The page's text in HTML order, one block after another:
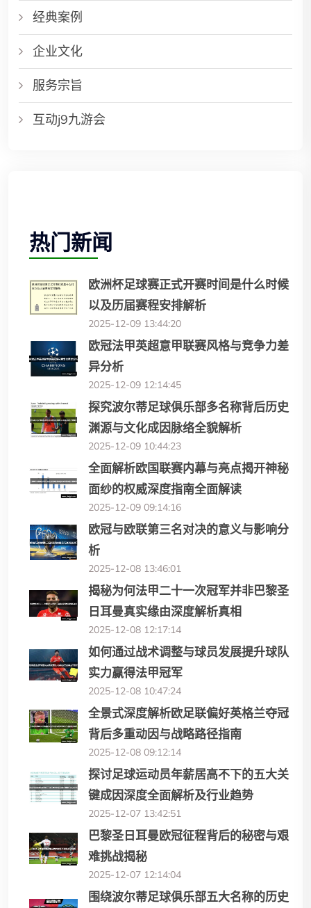
经典案例
企业文化
服务宗旨
互动j9九游会
热门新闻
欧洲杯足球赛正式开赛时间是什么时候
以及历届赛程安排解析
2025-12-09 13:44:20
欧冠法甲英超意甲联赛风格与竞争力差
异分析
2025-12-09 12:14:45
探究波尔蒂足球俱乐部多名称背后历史
渊源与文化成因脉络全貌解析
2025-12-09 10:44:23
全面解析欧国联赛内幕与亮点揭开神秘
面纱的权威深度指南全面解读
2025-12-09 09:14:16
欧冠与欧联第三名对决的意义与影响分
析
2025-12-08 13:46:01
揭秘为何法甲二十一次冠军并非巴黎圣
日耳曼真实缘由深度解析真相
2025-12-08 12:17:14
如何通过战术调整与球员发展提升球队
实力赢得法甲冠军
2025-12-08 10:47:24
全景式深度解析欧足联偏好英格兰夺冠
背后多重动因与战略路径指南
2025-12-08 09:12:14
探讨足球运动员年薪居高不下的五大关
键成因深度全面解析及行业趋势
2025-12-07 13:42:51
巴黎圣日耳曼欧冠征程背后的秘密与艰
难挑战揭秘
2025-12-07 12:14:04
围绕波尔蒂足球俱乐部五大名称的历史